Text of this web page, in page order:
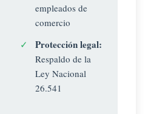
empleados de
comercio
✓
Protección legal:
Respaldo de la
Ley Nacional
26.541